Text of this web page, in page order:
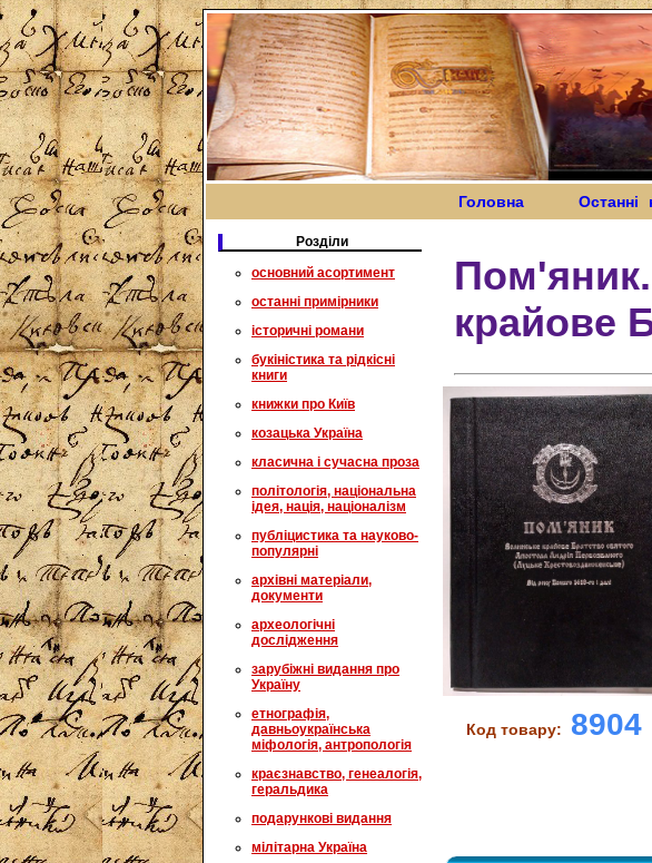
Головна Останні
Розділи
основний асортимент
останні примірники
історичні романи
букіністика та рідкісні
книги
книжки про Київ
козацька Україна
класична і сучасна проза
політологія, національна
ідея, нація, націоналізм
публіцистика та науково-
популярні
архівні матеріали,
документи
археологічні
дослідження
зарубіжні видання про
Україну
етнографія,
давньоукраїнська
міфологія, антропологія
краєзнавство, генеалогія,
геральдика
подарункові видання
мілітарна Україна
крайове
Код товару: 8904